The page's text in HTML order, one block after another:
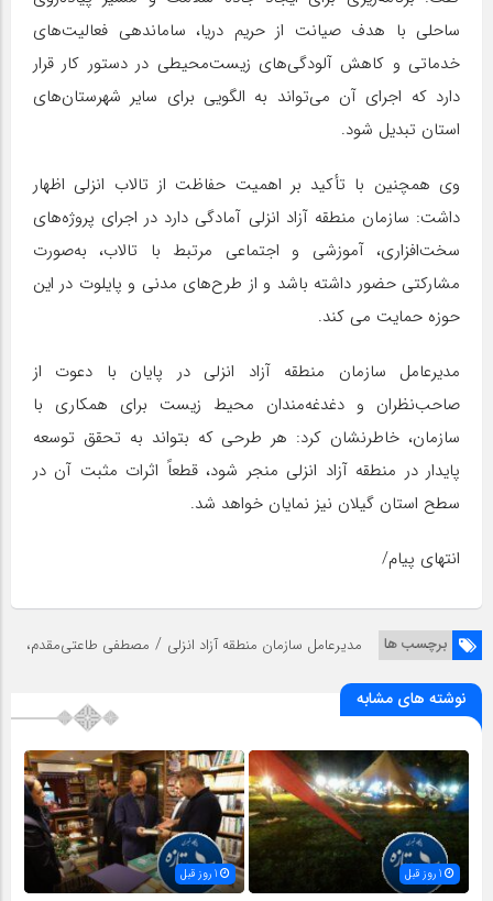
ساحلی با هدف صیانت از حریم دریا، ساماندهی فعالیت‌های
خدماتی و کاهش آلودگی‌های زیست‌محیطی در دستور کار قرار
دارد که اجرای آن می‌تواند به الگویی برای سایر شهرستان‌های
استان تبدیل شود.
وی همچنین با تأکید بر اهمیت حفاظت از تالاب انزلی اظهار
داشت: سازمان منطقه آزاد انزلی آمادگی دارد در اجرای پروژه‌های
سخت‌افزاری، آموزشی و اجتماعی مرتبط با تالاب، به‌صورت
مشارکتی حضور داشته باشد و از طرح‌های مدنی و پایلوت در این
حوزه حمایت می کند.
مدیرعامل سازمان منطقه آزاد انزلی در پایان با دعوت از
صاحب‌نظران و دغدغه‌مندان محیط زیست برای همکاری با
سازمان، خاطرنشان کرد: هر طرحی که بتواند به تحقق توسعه
پایدار در منطقه آزاد انزلی منجر شود، قطعاً اثرات مثبت آن در
سطح استان گیلان نیز نمایان خواهد شد.
انتهای پیام/
برچسب ها مدیرعامل سازمان منطقه آزاد انزلی / مصطفی طاعتی‌مقدم،
نوشته های مشابه
1 روز قبل